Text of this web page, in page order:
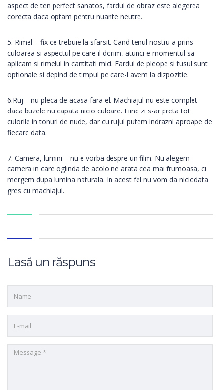
aspect de ten perfect sanatos, fardul de obraz este alegerea
corecta daca optam pentru nuante neutre.
5. Rimel – fix ce trebuie la sfarsit. Cand tenul nostru a prins
culoarea si aspectul pe care il dorim, atunci e momentul sa
aplicam si rimelul in cantitati mici. Fardul de pleope si tusul sunt
optionale si depind de timpul pe care-l avem la dizpozitie.
6.Ruj – nu pleca de acasa fara el. Machiajul nu este complet
daca buzele nu capata nicio culoare. Fiind zi s-ar preta tot
culorile in tonuri de nude, dar cu rujul putem indrazni aproape de
fiecare data.
7. Camera, lumini – nu e vorba despre un film. Nu alegem
camera in care oglinda de acolo ne arata cea mai frumoasa, ci
mergem dupa lumina naturala. In acest fel nu vom da niciodata
gres cu machiajul.
Lasă un răspuns